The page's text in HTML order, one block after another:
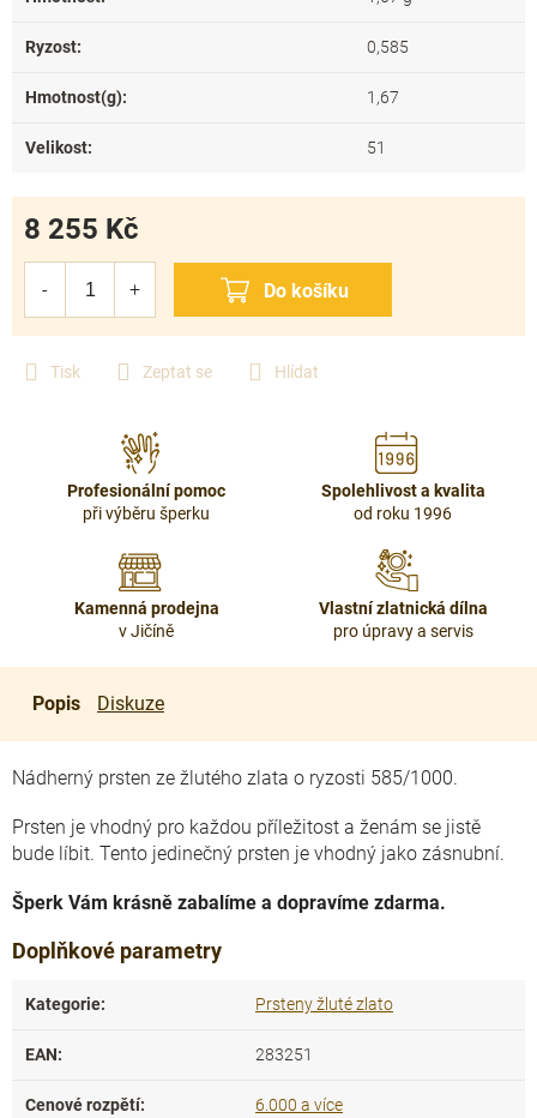
Tisk Zeptat se Hlídat
8 255 Kč
Ryzost: 0,585
Hmotnost(g): 1,67
Velikost: 51
Profesionální pomoc
při výběru šperku
Spolehlivost a kvalita
od roku 1996
Kamenná prodejna
v Jičíně
Vlastní zlatnická dílna
pro úpravy a servis
Popis Diskuze
Nádherný prsten ze žlutého zlata o ryzosti 585/1000.
Prsten je vhodný pro každou příležitost a ženám se jistě
bude líbit. Tento jedinečný prsten je vhodný jako zásnubní.
Šperk Vám krásně zabalíme a dopravíme zdarma.
Doplňkové parametry
Kategorie: Prsteny žluté zlato
EAN: 283251
Cenové rozpětí: 6.000 a více